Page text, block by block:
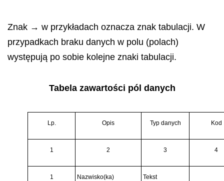
Znak → w przykładach oznacza znak tabulacji. W
przypadkach braku danych w polu (polach)
występują po sobie kolejne znaki tabulacji.
Tabela zawartości pól danych
Lp. Opis Typ danych Kod
1 2 3 4
1 Nazwisko(ka) Tekst